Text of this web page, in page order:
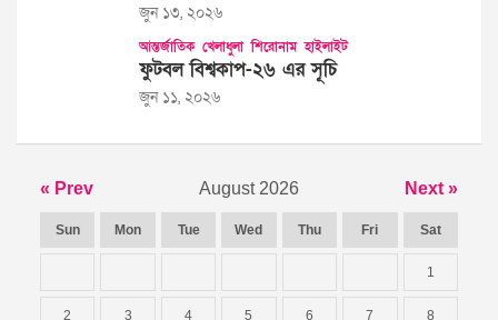
জুন ১৩, ২০২৬
আন্তর্জাতিক খেলাধুলা শিরোনাম হাইলাইট
ফুটবল বিশ্বকাপ-২৬ এর সূচি
জুন ১১, ২০২৬
« Prev August 2026 Next »
Sun Mon Tue Wed Thu Fri Sat
1
2 3 4 5 6 7 8